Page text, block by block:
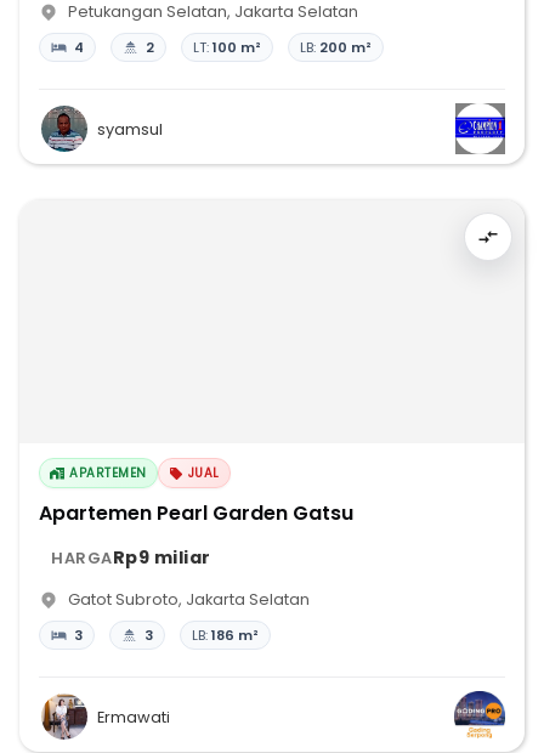
Petukangan Selatan, Jakarta Selatan
4 2 LT:100 m² LB: 200 m²
syamsul
APARTEMEN JUAL
Apartemen Pearl Garden Gatsu
HARGARp9 miliar
Gatot Subroto, Jakarta Selatan
3 3 LB:186 m²
Ermawati